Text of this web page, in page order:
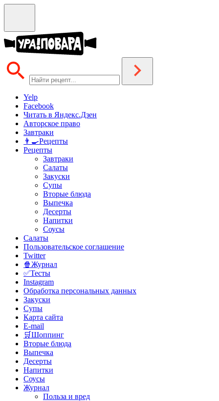
Yelp
Facebook
Читать в Яндекс.Дзен
Авторское право
Завтраки
👨‍🍳Рецепты
Рецепты
Завтраки
Салаты
Закуски
Супы
Вторые блюда
Выпечка
Десерты
Напитки
Соусы
Салаты
Пользовательское соглашение
Twitter
🍿Журнал
✅Тесты
Instagram
Обработка персональных данных
Закуски
Супы
Карта сайта
E-mail
🛒Шоппинг
Вторые блюда
Выпечка
Десерты
Напитки
Соусы
Журнал
Польза и вред